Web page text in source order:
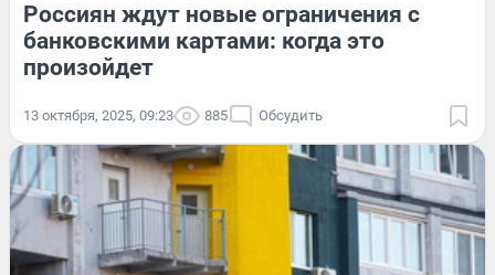
Россиян ждут новые ограничения с
банковскими картами: когда это
произойдет
13 октября, 2025, 09:23 885 Обсудить